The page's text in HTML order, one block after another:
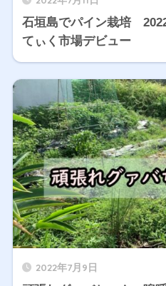
石垣島でパイン栽培
てぃく市場デビュー
2022年7月9日